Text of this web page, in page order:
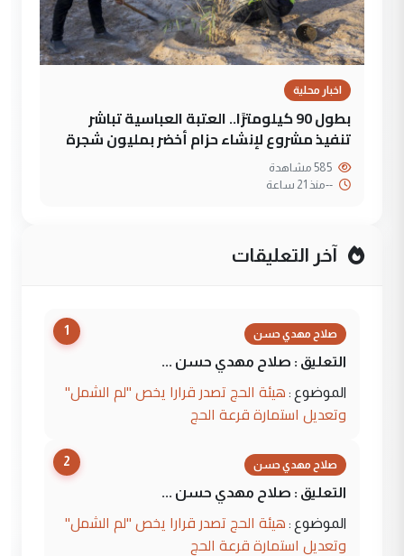
اخبار محلية
بطول 90 كيلومترًا.. العتبة العباسية تباشر
تنفيذ مشروع لإنشاء حزام أخضر بمليون شجرة
--منذ 21 ساعة
آخر التعليقات
1 صلاح مهدي حسن
التعليق : صلاح مهدي حسن ...
الموضوع : هيئة الحج تصدر قرارا يخص "لم الشمل"
وتعديل استمارة قرعة الحج
2 صلاح مهدي حسن
التعليق : صلاح مهدي حسن ...
الموضوع : هيئة الحج تصدر قرارا يخص "لم الشمل"
وتعديل استمارة قرعة الحج